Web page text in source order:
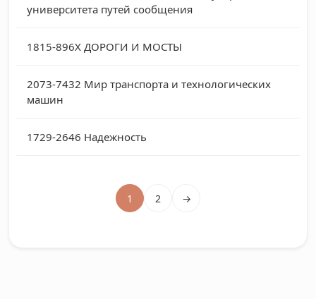
университета путей сообщения
1815-896Х ДОРОГИ И МОСТЫ
2073-7432 Мир транспорта и технологических
машин
1729-2646 Надежность
1 2 →